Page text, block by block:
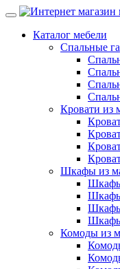
Каталог мебели
Спальные
Кровати из
Шкафы из
Шкафы
Комоды из